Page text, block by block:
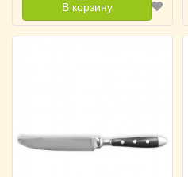
В корзину